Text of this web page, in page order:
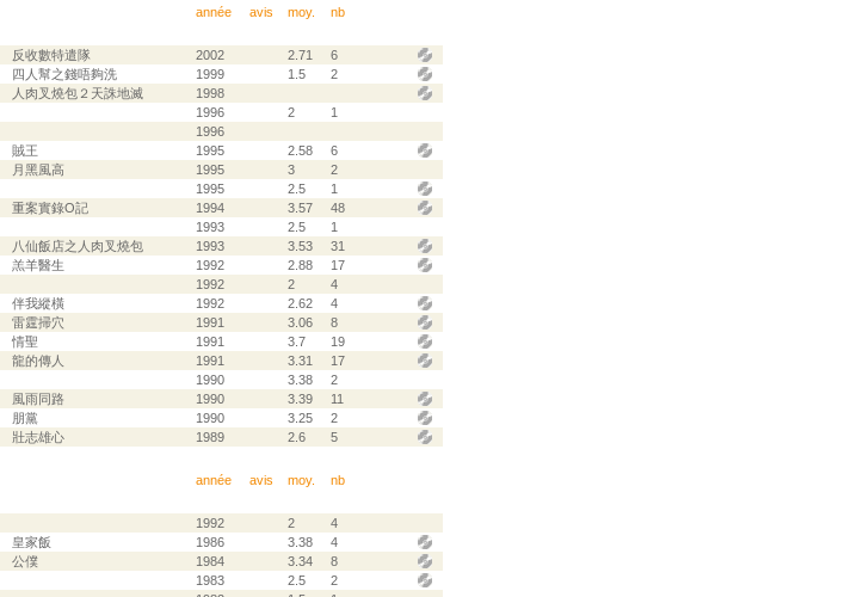
année avis moy. nb
反收數特遣隊 2002 2.71
6
四人幫之錢唔夠洗 1999 1.5
2
人肉叉燒包２天誅地滅
1998
1996 2
1
1996
賊王 1995 2.58
6
月黑風高 1995 3
2
1995 2.5
1
重案實錄O記 1994 3.57
48
1993 2.5
1
八仙飯店之人肉叉燒包 1993 3.53
31
羔羊醫生 1992 2.88
17
1992 2
4
伴我縱橫 1992 2.62
4
雷霆掃穴 1991 3.06
8
情聖 1991 3.7
19
龍的傳人 1991 3.31
17
1990 3.38
2
風雨同路 1990 3.39
11
朋黨 1990 3.25
2
壯志雄心 1989 2.6 5
année avis moy. nb
1992 2
4
皇家飯 1986 3.38
4
公僕 1984 3.34
8
1983 2.5
2